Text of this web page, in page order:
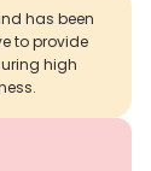
has been
to provide
high